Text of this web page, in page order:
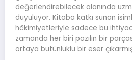
değerlendirebilecek alanında
duyuluyor. Kitaba katkı sunan
hâkimiyetleriyle sadece bu
zamanda her biri pazılın bir
ortaya bütünlüklü bir eser